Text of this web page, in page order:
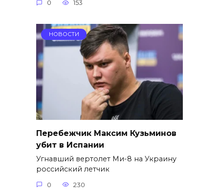
0 153
НОВОСТИ
Перебежчик Максим Кузьминов
убит в Испании
Угнавший вертолет Ми-8 на Украину
российский летчик
0 230